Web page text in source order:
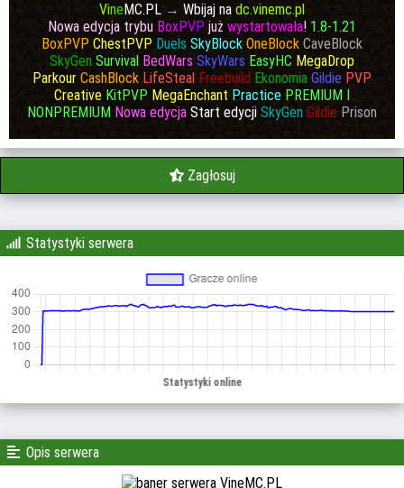
VineMC.PL → Wbijaj na dc.vinemc.pl
Nowa edycja trybu BoxPVP już wystartowała! 1.8-1.21
BoxPVP ChestPVP Duels SkyBlock OneBlock CaveBlock
SkyGen Survival BedWars SkyWars EasyHC MegaDrop
Parkour CashBlock LifeSteal Freebuild Ekonomia Gildie PVP
Creative KitPVP MegaEnchant Practice PREMIUM I
NONPREMIUM Nowa edycja Start edycji SkyGen Gildie Prison
Zagłosuj
Statystyki serwera
Opis serwera